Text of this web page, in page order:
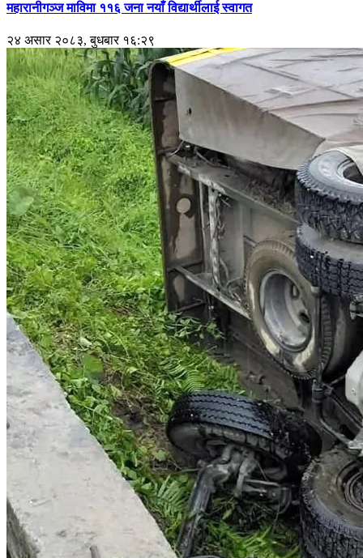
महारानीगञ्ज माविमा ११६ जना नयाँ विद्यार्थीलाई स्वागत
२४ असार २०८३, बुधबार १६:२९